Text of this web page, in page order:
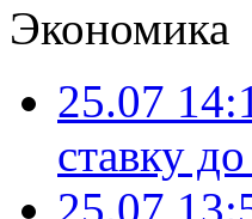
Экономика
25.07
ставку
25.07